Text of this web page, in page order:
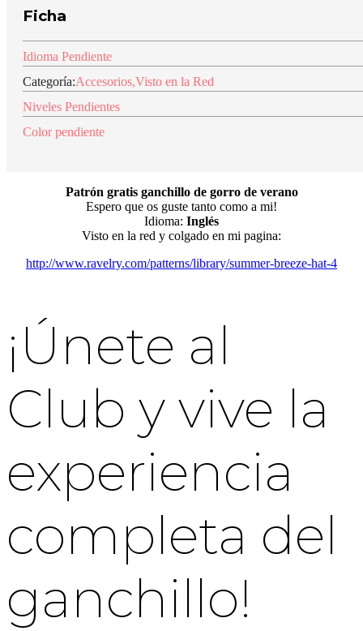
Ficha
Idioma Pendiente
Categoría:Accesorios,Visto en la Red
Niveles Pendientes
Color pendiente
Patrón gratis ganchillo de gorro de verano
Espero que os guste tanto como a mi!
Idioma: Inglés
Visto en la red y colgado en mi pagina:
http://www.ravelry.com/patterns/library/summer-breeze-hat-4
¡Únete al
Club y vive la
experiencia
completa del
ganchillo!